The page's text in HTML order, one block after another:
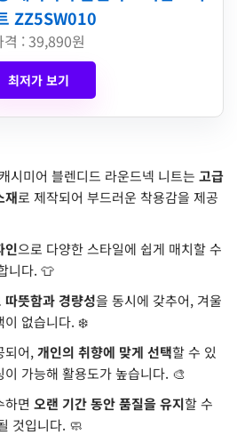
ZZ5SW010
격 : 39,890원
최저가 보기
시미어 블렌디드 라운드넥 니트는 고급
재로 제작되어 부드러운 착용감을 제공
인으로 다양한 스타일에 쉽게 매치할 수
니다. 👕
따뜻함과 경량성을 동시에 갖추어, 겨울
이 없습니다. ❄️
되어,개인의 취향에 맞게 선택할 수 있
가능해 활용도가 높습니다. 🎨
하면 오랜 기간 동안 품질을 유지할 수
것입니다. 🧼